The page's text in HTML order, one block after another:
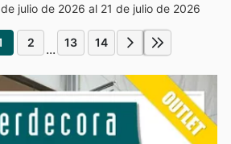
julio de 2026 al 21 de julio de 2026
2 ... 13 14